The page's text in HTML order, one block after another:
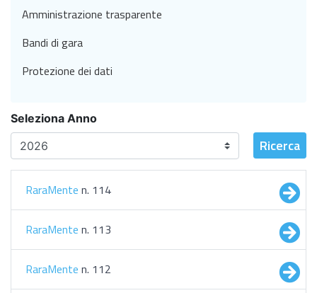
Seleziona Anno
Ricerca
RaraMente n. 114
RaraMente n. 113
RaraMente n. 112
Amministrazione trasparente
Bandi di gara
Protezione dei dati